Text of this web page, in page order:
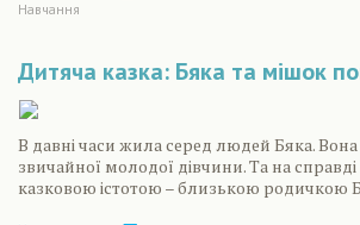
Навчання
Дитяча казка: Бяка та мішок
В давні часи жила серед людей Бяка. Вона
звичайної молодої дівчини. Та на
казковою істотою – близькою родичкою